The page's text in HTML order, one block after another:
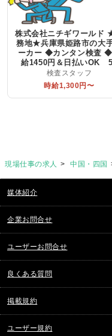
株式会社ニチギワールド
務地★兵庫県姫路市の大
ーカー ◆カンタン検査
給1450円＆日払いOK
検査スタッフ
時給1,300円〜
現場仕事の求人 中国・四国
媒体紹介
企業お問合せ
ユーザーお問合せ
良くある質問
掲載規約
ユーザー規約